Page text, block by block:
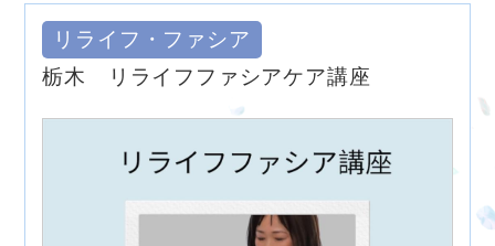
リライフ・ファシア
栃木 リライフファシアケア講座